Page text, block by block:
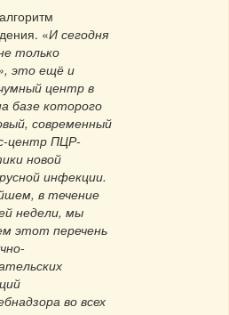
«И сегодня
только
это ещё и
центр в
базе которого
современный
центр ПЦР-
новой
инфекции.
в течение
недели, мы
этот перечень
во всех